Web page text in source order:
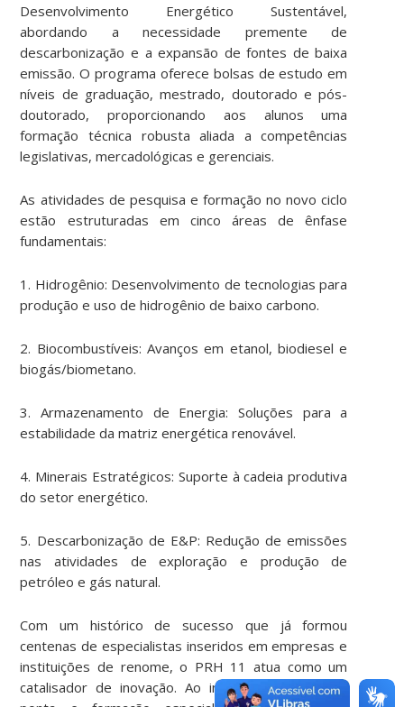
Desenvolvimento Energético Sustentável,
abordando a necessidade premente de
descarbonização e a expansão de fontes de baixa
emissão. O programa oferece bolsas de estudo em
níveis de graduação, mestrado, doutorado e pós-
doutorado, proporcionando aos alunos uma
formação técnica robusta aliada a competências
legislativas, mercadológicas e gerenciais.
As atividades de pesquisa e formação no novo ciclo
estão estruturadas em cinco áreas de ênfase
fundamentais:
1. Hidrogênio: Desenvolvimento de tecnologias para
produção e uso de hidrogênio de baixo carbono.
2. Biocombustíveis: Avanços em etanol, biodiesel e
biogás/biometano.
3. Armazenamento de Energia: Soluções para a
estabilidade da matriz energética renovável.
4. Minerais Estratégicos: Suporte à cadeia produtiva
do setor energético.
5. Descarbonização de E&P: Redução de emissões
nas atividades de exploração e produção de
petróleo e gás natural.
Com um histórico de sucesso que já formou
centenas de especialistas inseridos em empresas e
instituições de renome, o PRH 11 atua como um
catalisador de inovação. Ao integrar pesquisa de